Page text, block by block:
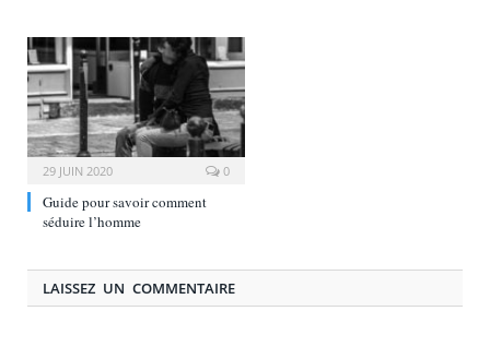
29 JUIN 2020 0
Guide pour savoir comment
séduire l’homme
LAISSEZ UN COMMENTAIRE